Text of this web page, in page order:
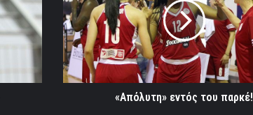
παρκέ!
«Απόλυτη» εντός του παρκέ!